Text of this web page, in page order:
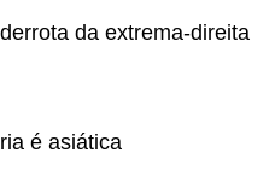
da extrema-direita
é asiática